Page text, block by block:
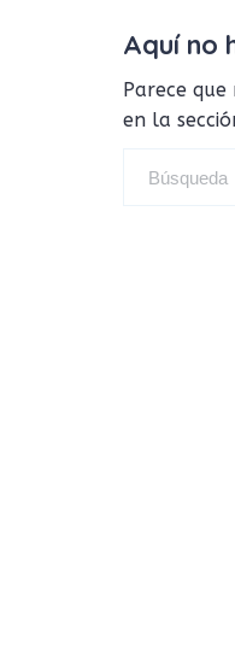
Aquí no
Parece
en la